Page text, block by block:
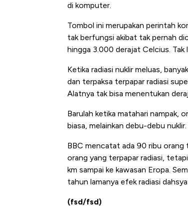
di komputer.
Tombol ini merupakan perintah
tak berfungsi akibat tak pernah
hingga 3.000 derajat Celcius. Tak
Ketika radiasi nuklir meluas,
dan terpaksa terpapar radiasi
Alatnya tak bisa menentukan
Barulah ketika matahari nampak,
biasa, melainkan debu-debu
BBC mencatat ada 90 ribu orang
orang yang terpapar radiasi,
km sampai ke kawasan Eropa.
tahun lamanya efek radiasi
(fsd/fsd)